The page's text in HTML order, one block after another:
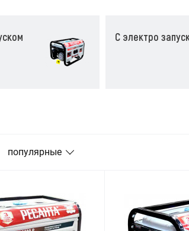
С электро
популярные